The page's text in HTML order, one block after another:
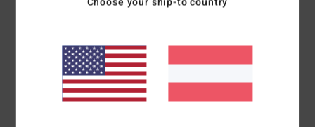
Verschluss:S-Haken in der Mitte hinten
Bedeckung:Mittlere Bedeckung
Logo:Gesticktes Logo
Andere Features:Ring-Detail an den Trägern